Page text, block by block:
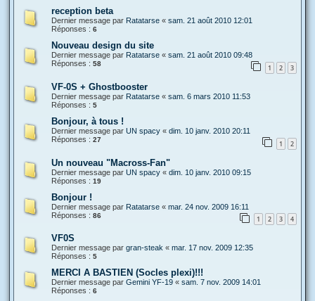
reception beta
Dernier message par Ratatarse « sam. 21 août 2010 12:01
Réponses : 6
Nouveau design du site
Dernier message par Ratatarse « sam. 21 août 2010 09:48
Réponses : 58 1 2 3
VF-0S + Ghostbooster
Dernier message par Ratatarse « sam. 6 mars 2010 11:53
Réponses : 5
Bonjour, à tous !
Dernier message par UN spacy « dim. 10 janv. 2010 20:11
Réponses : 27 1 2
Un nouveau "Macross-Fan"
Dernier message par UN spacy « dim. 10 janv. 2010 09:15
Réponses : 19
Bonjour !
Dernier message par Ratatarse « mar. 24 nov. 2009 16:11
Réponses : 86 1 2 3 4
VF0S
Dernier message par gran-steak « mar. 17 nov. 2009 12:35
Réponses : 5
MERCI A BASTIEN (Socles plexi)!!!
Dernier message par Gemini YF-19 « sam. 7 nov. 2009 14:01
Réponses : 6